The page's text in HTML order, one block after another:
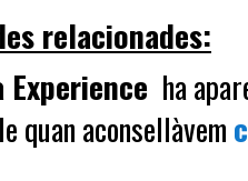
relacionades:
ha
quan aconsellàvem